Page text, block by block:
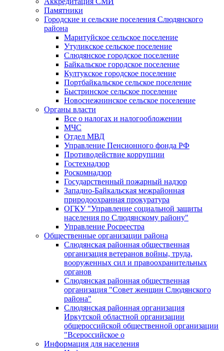
Памятники
Городские и сельские поселения Слюдянского
района
Маритуйское сельское поселение
Утуликское сельское поселение
Слюдянское городское поселение
Байкальское городское поселение
Култукское городское поселение
Портбайкальское сельское поселение
Быстринское сельское поселение
Новоснежнинское сельское поселение
Органы власти
Все о налогах и налогообложении
МЧС
Отдел МВД
Управление Пенсионного фонда РФ
Противодействие коррупции
Гостехнадзор
Роскомнадзор
Государственный пожарный надзор
Западно-Байкальская межрайонная
природоохранная прокуратура
ОГКУ "Управление социальной защиты
населения по Слюдянскому району"
Управление Росреестра
Общественные организации района
Слюдянская районная общественная
организация ветеранов войны, труда,
вооруженных сил и правоохранительных
органов
Слюдянская районная общественная
организация "Совет женщин Слюдянского
района"
Слюдянская районная организация
Иркутской областной организации
общероссийской общественной организации
"Всероссийское о
Информация для населения